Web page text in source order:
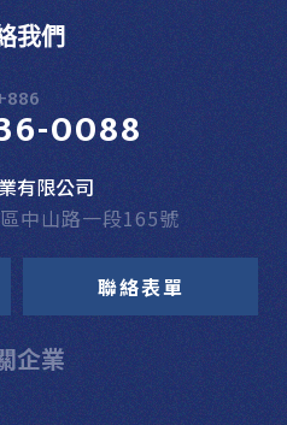
企業
我們
0088
有限公司
中山路一段165號
聯絡表單